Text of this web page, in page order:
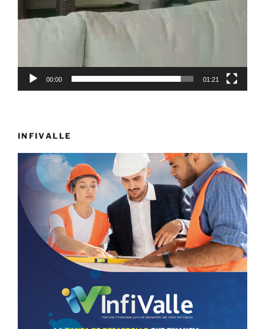
00:00 01:21
INFIVALLE